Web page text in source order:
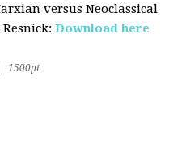
versus Neoclassical
Resnick:Download here
1500pt